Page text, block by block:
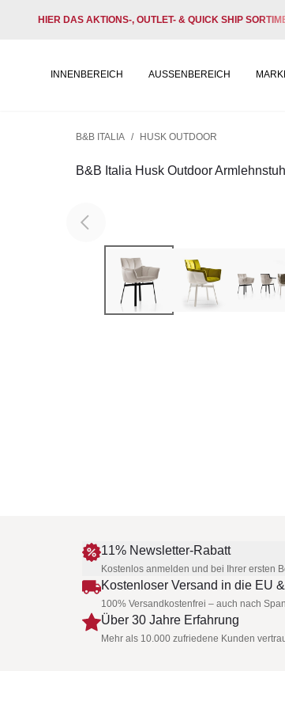
HIER DAS AKTIONS-, OUTLET- & QUICK SHIP
INNENBEREICH AUSSENBEREICH
B&B ITALIA / HUSK OUTDOOR
B&B Italia Husk Outdoor
11% Newsletter-Rabatt
Kostenlos anmelden und bei Ihrer ersten
Kostenloser Versand in die EU
100% Versandkostenfrei – auch nach
Über 30 Jahre Erfahrung
Mehr als 10.000 zufriedene Kunden